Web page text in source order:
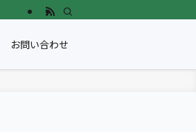
お問い合わせ